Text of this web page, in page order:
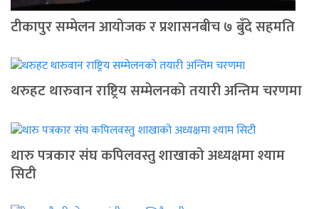
टीकापुर सम्मेलन आयोजक र प्रशासनबीच ७ बुँदे सहमति
थरुहट थारुवान राष्ट्रिय सम्मेलनको तयारी अन्तिम चरणमा
थारु पत्रकार संघ कपिलवस्तु शाखाको अध्यक्षमा श्याम
सिटी